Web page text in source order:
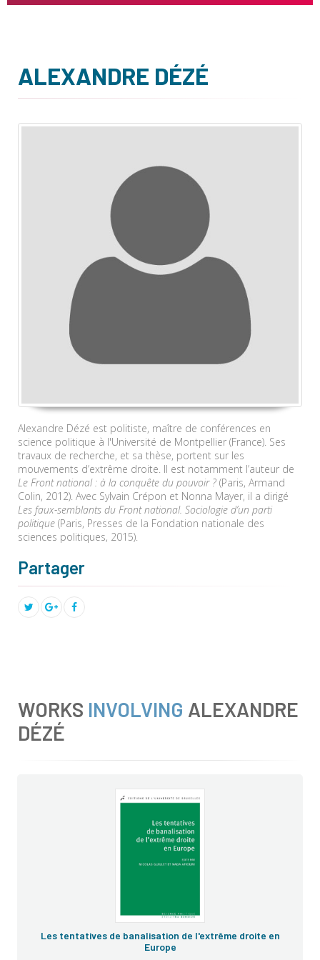
ALEXANDRE DÉZÉ
Alexandre Dézé est politiste, maître de conférences en
science politique à l'Université de Montpellier (France). Ses
travaux de recherche, et sa thèse, portent sur les
mouvements d’extrême droite. Il est notamment l’auteur de
Le Front national : à la conquête du pouvoir ? (Paris, Armand
Colin, 2012). Avec Sylvain Crépon et Nonna Mayer, il a dirigé
Les faux-semblants du Front national. Sociologie d’un parti
politique (Paris, Presses de la Fondation nationale des
sciences politiques, 2015).
Partager
WORKS INVOLVING ALEXANDRE
DÉZÉ
Les tentatives de banalisation de l'extrême droite en
Europe